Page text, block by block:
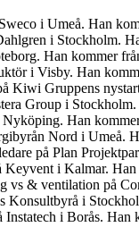
i Umeå. Han
i Stockholm.
Han kommer
i Visby. Han
Kiwi Gruppens
Group i
Han
Nord i Umeå.
på Plan
i Kalmar.
vs & ventilation på
Konsultbyrå i
Instatech i Borås.